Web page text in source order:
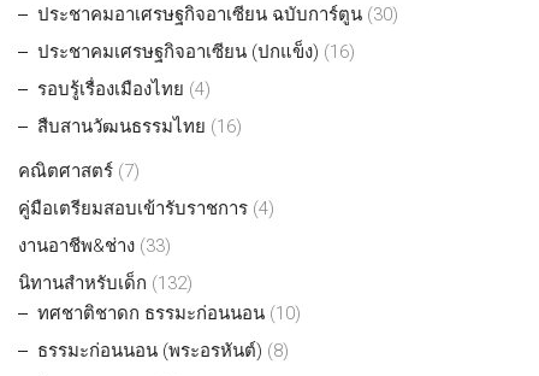
ประชาคมอาเศรษฐกิจอาเซียน ฉบับการ์ตูน (30)
ประชาคมเศรษฐกิจอาเซียน (ปกแข็ง) (16)
รอบรู้เรื่องเมืองไทย (4)
สืบสานวัฒนธรรมไทย (16)
คณิตศาสตร์ (7)
คู่มือเตรียมสอบเข้ารับราชการ (4)
งานอาชีพ&ช่าง (33)
นิทานสำหรับเด็ก (132)
ทศชาติชาดก ธรรมะก่อนนอน (10)
ธรรมะก่อนนอน (พระอรหันต์) (8)